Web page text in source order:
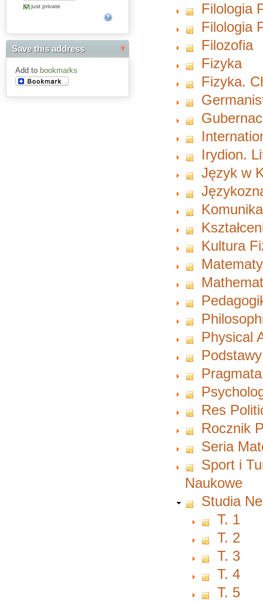
just private
Save this address
Add to bookmarks
Filologia
Filologia
Filozofia
Fizyka
Fizyka.
Irydion.
Język w
Kultura
Physical
Res
Rocznik
Seria
Sport i
Naukowe
Studia
T. 1
T. 2
T. 3
T. 4
T. 5